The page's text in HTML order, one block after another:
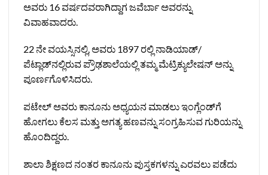
ಅವರು 16 ವರ್ಷದವರಾಗಿದ್ದಾಗ ಜವೆರ್ಬಾ ಅವರನ್ನು
ವಿವಾಹವಾದರು.
22 ನೇ ವಯಸ್ಸಿನಲ್ಲಿ, ಅವರು 1897 ರಲ್ಲಿ ನಾಡಿಯಾಡ್/
ಪೆಟ್ಲಾಡ್‌ನಲ್ಲಿರುವ ಪ್ರೌಢಶಾಲೆಯಲ್ಲಿ ತಮ್ಮ ಮೆಟ್ರಿಕ್ಯುಲೇಷನ್ ಅನ್ನು
ಪೂರ್ಣಗೊಳಿಸಿದರು.
ಪಟೇಲ್ ಅವರು ಕಾನೂನು ಅಧ್ಯಯನ ಮಾಡಲು ಇಂಗ್ಲೆಂಡ್‌ಗೆ
ಹೋಗಲು ಕೆಲಸ ಮತ್ತು ಅಗತ್ಯ ಹಣವನ್ನು ಸಂಗ್ರಹಿಸುವ ಗುರಿಯನ್ನು
ಹೊಂದಿದ್ದರು.
ಶಾಲಾ ಶಿಕ್ಷಣದ ನಂತರ ಕಾನೂನು ಪುಸ್ತಕಗಳನ್ನು ಎರವಲು ಪಡೆದು